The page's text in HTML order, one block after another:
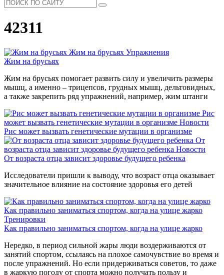
42311
Жим на брусьях Упражнения
Жим на брусьях
Жим на брусьях помогает развить силу и увеличить размеры
мышц, а именно – трицепсов, грудных мышц, дельтовидных,
а также закрепить ряд упражнений, например, жим штанги
Рис
может вызвать генетические мутации в организме Новости
Рис может вызвать генетические мутации в организме
От
возраста отца зависит здоровье будущего ребенка Новости
От возраста отца зависит здоровье будущего ребенка
Исследователи пришли к выводу, что возраст отца оказывает
значительное влияние на состояние здоровья его детей
Как правильно заниматься спортом, когда на улице жарко
Тренировки
Как правильно заниматься спортом, когда на улице жарко
Нередко, в период сильной жары люди воздерживаются от
занятий спортом, ссылаясь на плохое самочувствие во время и
после упражнений. Но если придерживаться советов, то даже
в жаркую погоду от спорта можно получать пользу и